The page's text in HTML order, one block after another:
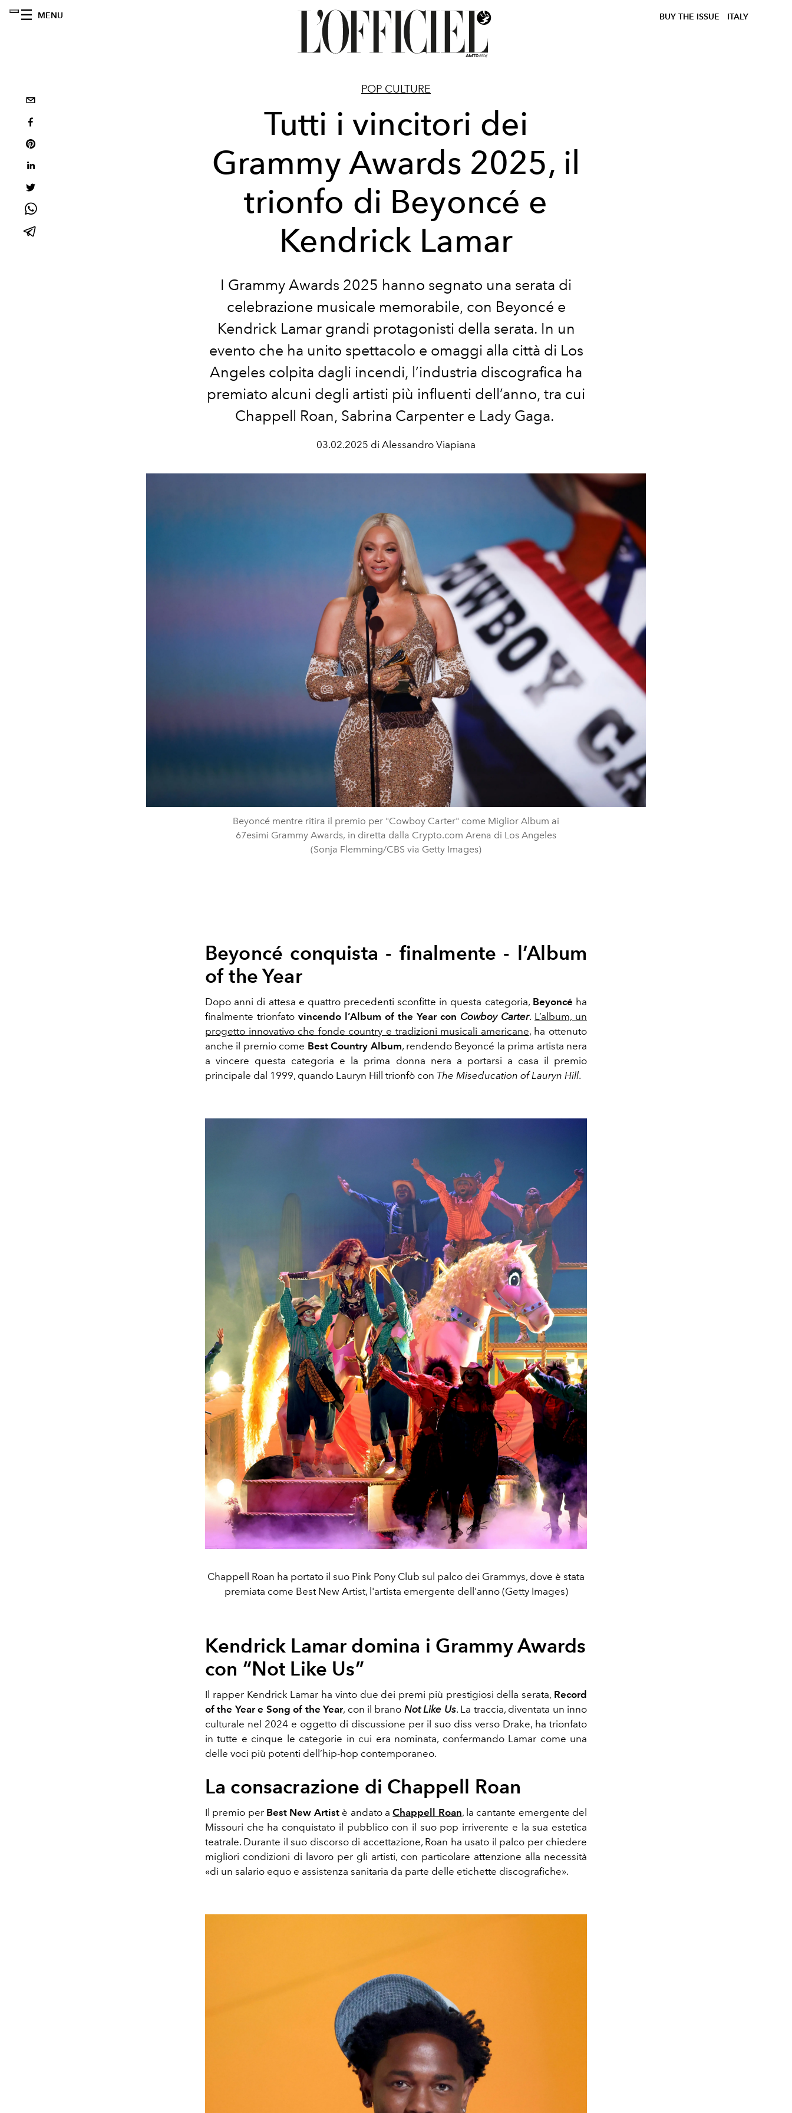
MENU BUY THE ISSUE ITALY
POP CULTURE
Tutti i vincitori dei
Grammy Awards 2025, il
trionfo di Beyoncé e
Kendrick Lamar
I Grammy Awards 2025 hanno segnato una serata di
celebrazione musicale memorabile, con Beyoncé e
Kendrick Lamar grandi protagonisti della serata. In un
evento che ha unito spettacolo e omaggi alla città di Los
Angeles colpita dagli incendi, l’industria discografica ha
premiato alcuni degli artisti più influenti dell’anno, tra cui
Chappell Roan, Sabrina Carpenter e Lady Gaga.
03.02.2025 di Alessandro Viapiana
Beyoncé mentre ritira il premio per "Cowboy Carter" come Miglior Album ai
67esimi Grammy Awards, in diretta dalla Crypto.com Arena di Los Angeles
(Sonja Flemming/CBS via Getty Images)
Beyoncé conquista - finalmente - l’Album
of the Year
Dopo anni di attesa e quattro precedenti sconfitte in questa categoria, Beyoncé ha
finalmente trionfato vincendo l’Album of the Year con Cowboy Carter. L’album, un
progetto innovativo che fonde country e tradizioni musicali americane, ha ottenuto
anche il premio come Best Country Album, rendendo Beyoncé la prima artista nera
a vincere questa categoria e la prima donna nera a portarsi a casa il premio
principale dal 1999, quando Lauryn Hill trionfò con The Miseducation of Lauryn Hill.
Chappell Roan ha portato il suo Pink Pony Club sul palco dei Grammys, dove è stata
premiata come Best New Artist, l'artista emergente dell'anno (Getty Images)
Kendrick Lamar domina i Grammy Awards
con “Not Like Us”
Il rapper Kendrick Lamar ha vinto due dei premi più prestigiosi della serata, Record
of the Year e Song of the Year, con il brano Not Like Us. La traccia, diventata un inno
culturale nel 2024 e oggetto di discussione per il suo diss verso Drake, ha trionfato
in tutte e cinque le categorie in cui era nominata, confermando Lamar come una
delle voci più potenti dell’hip-hop contemporaneo.
La consacrazione di Chappell Roan
Il premio per Best New Artistè andato aChappell Roan, la cantante emergente del
Missouri che ha conquistato il pubblico con il suo pop irriverente e la sua estetica
teatrale. Durante il suo discorso di accettazione, Roan ha usato il palco per chiedere
migliori condizioni di lavoro per gli artisti, con particolare attenzione alla necessità
«di un salario equo e assistenza sanitaria da parte delle etichette discografiche».